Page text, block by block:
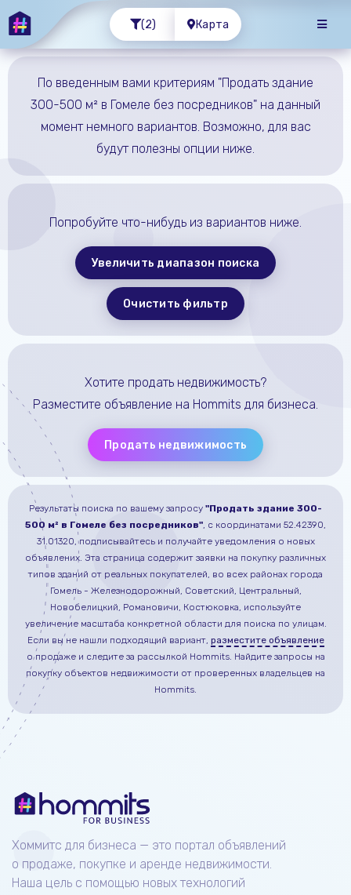
(2) Карта
По введенным вами критериям "Продать здание
300-500 м² в Гомеле без посредников" на данный
момент немного вариантов. Возможно, для вас
будут полезны опции ниже.
Попробуйте что-нибудь из вариантов ниже.
Увеличить диапазон поиска
Очистить фильтр
Хотите продать недвижимость?
Разместите объявление на Hommits для бизнеса.
Продать недвижимость
Результаты поиска по вашему запросу "Продать здание 300-
500 м² в Гомеле без посредников", с координатами 52.42390,
31.01320, подписывайтесь и получайте уведомления о новых
объявлених. Эта страница содержит заявки на покупку различных
типов зданий от реальных покупателей, во всех районах города
Гомель - Железнодорожный, Советский, Центральный,
Новобелицкий, Романовичи, Костюковка, используйте
увеличение масштаба конкретной области для поиска по улицам.
Если вы не нашли подходящий вариант, разместите объявление
о продажеи следите за рассылкой Hommits. Найдите запросы на
покупку объектов недвижимости от проверенных владельцев на
Hommits.
Хоммитс для бизнеса — это портал объявлений
о продаже, покупке и аренде недвижимости.
Наша цель с помощью новых технологий